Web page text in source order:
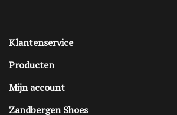
Klantenservice
Producten
Mijn account
Zandbergen Shoes